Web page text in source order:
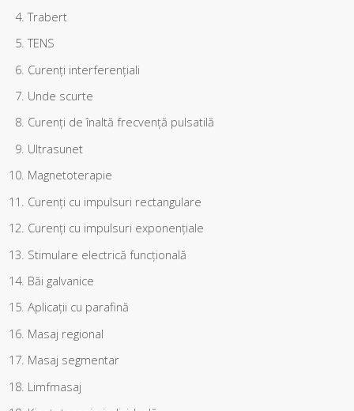
Trabert
TENS
Curenţi interferenţiali
Unde scurte
Curenţi de înaltă frecvenţă pulsatilă
Ultrasunet
Magnetoterapie
Curenţi cu impulsuri rectangulare
Curenţi cu impulsuri exponenţiale
Stimulare electrică funcţională
Băi galvanice
Aplicaţii cu parafină
Masaj regional
Masaj segmentar
Limfmasaj